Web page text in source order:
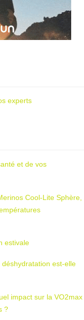
experts
et de vos
Cool-Lite Sphère,
estivale
est-elle
impact sur la VO2max
?